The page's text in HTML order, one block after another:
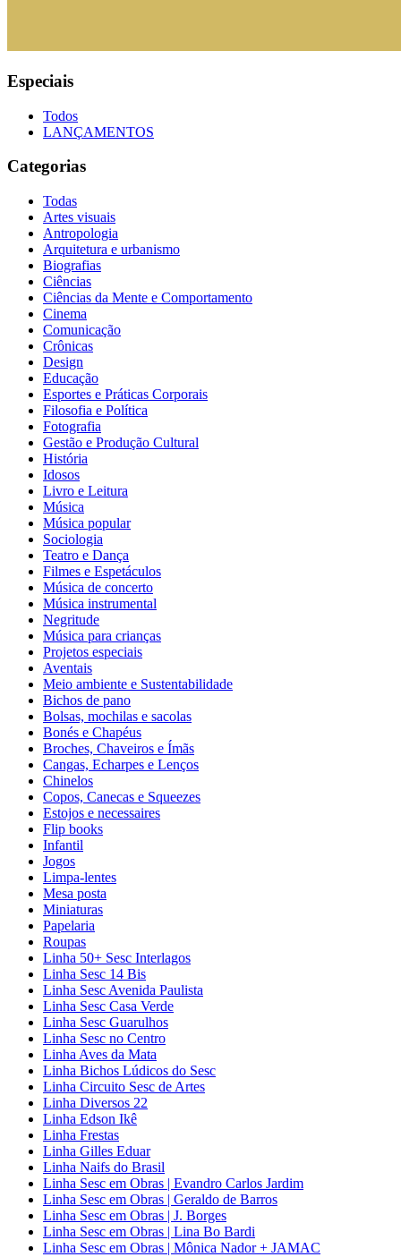
Especiais
Todos
LANÇAMENTOS
Categorias
Todas
Artes visuais
Antropologia
Arquitetura e urbanismo
Biografias
Ciências
Ciências da Mente e Comportamento
Cinema
Comunicação
Crônicas
Design
Educação
Esportes e Práticas Corporais
Filosofia e Política
Fotografia
Gestão e Produção Cultural
História
Idosos
Livro e Leitura
Música
Música popular
Sociologia
Teatro e Dança
Filmes e Espetáculos
Música de concerto
Música instrumental
Negritude
Música para crianças
Projetos especiais
Aventais
Meio ambiente e Sustentabilidade
Bichos de pano
Bolsas, mochilas e sacolas
Bonés e Chapéus
Broches, Chaveiros e Ímãs
Cangas, Echarpes e Lenços
Chinelos
Copos, Canecas e Squeezes
Estojos e necessaires
Flip books
Infantil
Jogos
Limpa-lentes
Mesa posta
Miniaturas
Papelaria
Roupas
Linha 50+ Sesc Interlagos
Linha Sesc 14 Bis
Linha Sesc Avenida Paulista
Linha Sesc Casa Verde
Linha Sesc Guarulhos
Linha Sesc no Centro
Linha Aves da Mata
Linha Bichos Lúdicos do Sesc
Linha Circuito Sesc de Artes
Linha Diversos 22
Linha Edson Ikê
Linha Frestas
Linha Gilles Eduar
Linha Naifs do Brasil
Linha Sesc em Obras | Evandro Carlos Jardim
Linha Sesc em Obras | Geraldo de Barros
Linha Sesc em Obras | J. Borges
Linha Sesc em Obras | Lina Bo Bardi
Linha Sesc em Obras | Mônica Nador + JAMAC